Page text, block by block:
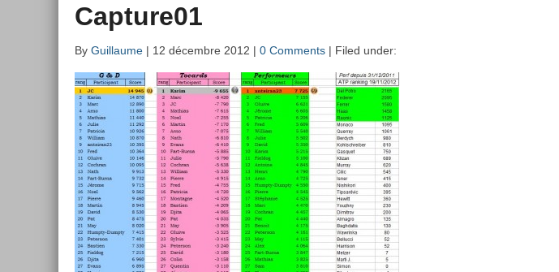
Capture01
By Guillaume | 12 décembre 2012 | 0 Comments | Filed under: